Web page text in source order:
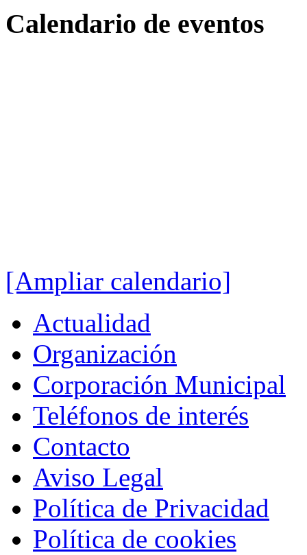
Calendario de eventos
[Ampliar calendario]
Actualidad
Organización
Corporación Municipal
Teléfonos de interés
Contacto
Aviso Legal
Política de Privacidad
Política de cookies